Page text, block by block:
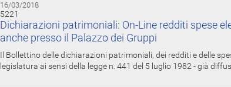
16/03/2018
5221
Dichiarazioni patrimoniali: On-Line redditi spese
anche presso il Palazzo dei Gruppi
Il Bollettino delle dichiarazioni patrimoniali, dei redditi e delle
legislatura ai sensi della legge n. 441 del 5 luglio 1982 - già